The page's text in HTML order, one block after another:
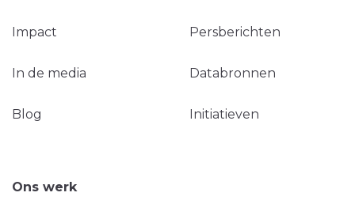
Impact Persberichten
In de media Databronnen
Blog Initiatieven
Ons werk